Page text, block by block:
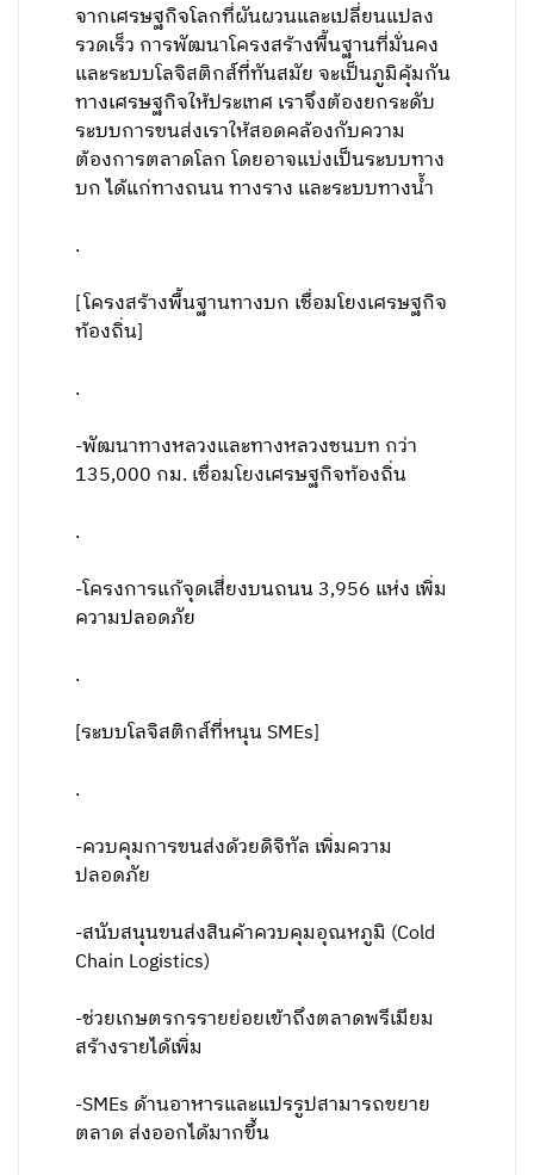
จากเศรษฐกิจโลกที่ผันผวนและเปลี่ยนแปลง
รวดเร็ว การพัฒนาโครงสร้างพื้นฐานที่มั่นคง
และระบบโลจิสติกส์ที่ทันสมัย จะเป็นภูมิคุ้มกัน
ทางเศรษฐกิจให้ประเทศ เราจึงต้องยกระดับ
ระบบการขนส่งเราให้สอดคล้องกับความ
ต้องการตลาดโลก โดยอาจแบ่งเป็นระบบทาง
บก ได้แก่ทางถนน ทางราง และระบบทางน้ำ
.
[โครงสร้างพื้นฐานทางบก เชื่อมโยงเศรษฐกิจ
ท้องถิ่น]
.
-พัฒนาทางหลวงและทางหลวงชนบท กว่า
135,000 กม. เชื่อมโยงเศรษฐกิจท้องถิ่น
.
-โครงการแก้จุดเสี่ยงบนถนน 3,956 แห่ง เพิ่ม
ความปลอดภัย
.
[ระบบโลจิสติกส์ที่หนุน SMEs]
.
-ควบคุมการขนส่งด้วยดิจิทัล เพิ่มความ
ปลอดภัย
-สนับสนุนขนส่งสินค้าควบคุมอุณหภูมิ (Cold
Chain Logistics)
-ช่วยเกษตรกรรายย่อยเข้าถึงตลาดพรีเมียม
สร้างรายได้เพิ่ม
-SMEs ด้านอาหารและแปรรูปสามารถขยาย
ตลาด ส่งออกได้มากขึ้น